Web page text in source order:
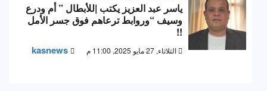
ياسر عبد العزيز يكتب |للأبطال ” أم ودرع
وسيف “وروابط ترعاهم فوق جسر الأمل
!!
الثلاثاء, 27 مايو 2025, 11:00 م kasnews